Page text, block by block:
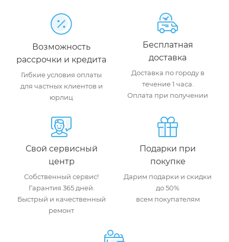
Возможность
рассрочки и кредита
Гибкие условия оплаты
для частных клиентов и
юрлиц
Бесплатная
доставка
Доставка по городу в
течение 1 часа.
Оплата при получении
Свой сервисный
центр
Собственный сервис!
Гарантия 365 дней.
Быстрый и качественный
ремонт
Подарки при
покупке
Дарим подарки и скидки
до 50%
всем покупателям